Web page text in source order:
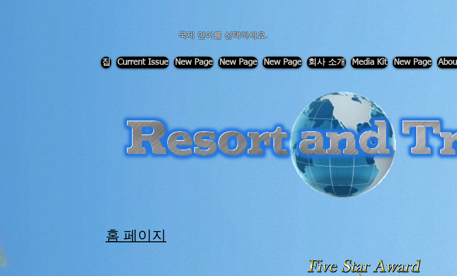
div id="myCodeElement"> div id="myCodeElement">
국제 언어를 선택하세요.
집 Current Issue New Page New Page New Page 회사 소개 Media Kit New Page
-
홈 페이지